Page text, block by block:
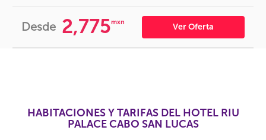
Desde 2,775mxn Ver Oferta
HABITACIONES Y TARIFAS DEL HOTEL RIU
PALACE CABO SAN LUCAS